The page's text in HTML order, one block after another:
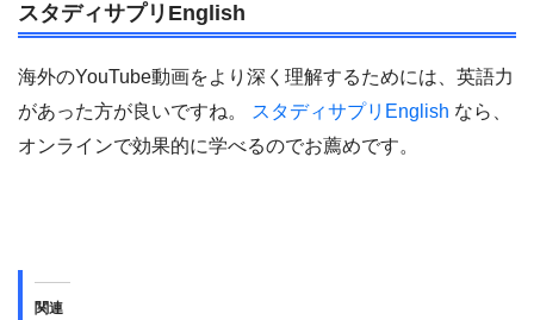
スタディサプリEnglish
海外のYouTube動画をより深く理解するためには、英語力
があった方が良いですね。
スタディサプリEnglish なら、
オンラインで効果的に学べるのでお薦めです。
関連